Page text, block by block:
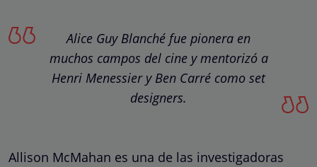
Alice Guy Blanché fue pionera en
muchos campos del cine y mentorizó a
Henri Menessier y Ben Carré como set
designers.
Allison McMahan es una de las investigadoras